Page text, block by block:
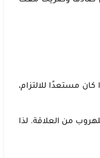
مستعدًا للالتزام،
من العلاقة. لذا